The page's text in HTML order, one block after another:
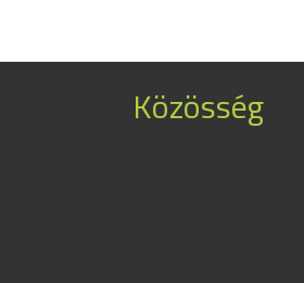
Közösség